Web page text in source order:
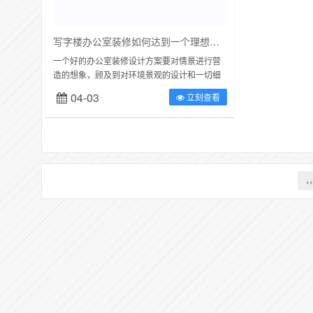
写字楼办公室装修如何达到一个理想的效果
一个好的办公室装修设计方案要对情景进行营
造的想象，顾及到对环境景观的设计和一切细
节的规划，以及对网路、照明、电路的分布进
行有效地管理。合肥卓创装饰公司认为办公室...
04-03 立刻查看
‹‹